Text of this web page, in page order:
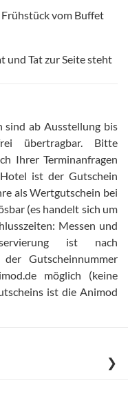
vom Buffet
und Tat zur Seite steht
sind ab Ausstellung bis
übertragbar. Bitte
Ihrer Terminanfragen
ist der Gutschein
als Wertgutschein bei
(es handelt sich um
Messen und
ist nach
Gutscheinnummer
möglich (keine
ist die Animod
❯